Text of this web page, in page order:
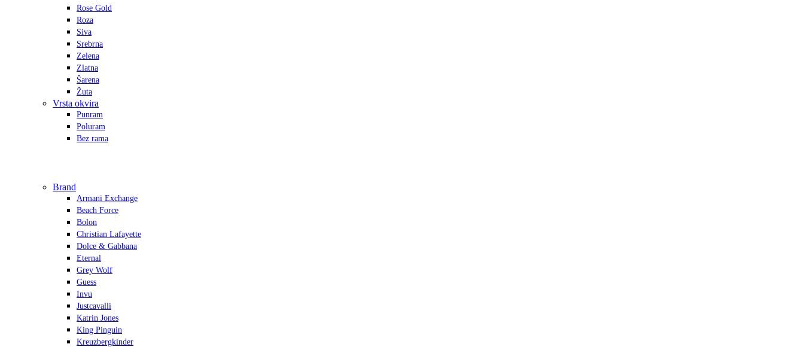
Rose Gold
Roza
Siva
Srebrna
Zelena
Zlatna
Šarena
Žuta
Vrsta okvira
Punram
Poluram
Bez rama
Brand
Armani Exchange
Beach Force
Bolon
Christian Lafayette
Dolce & Gabbana
Eternal
Grey Wolf
Guess
Invu
Justcavalli
Katrin Jones
King Pinguin
Kreuzbergkinder